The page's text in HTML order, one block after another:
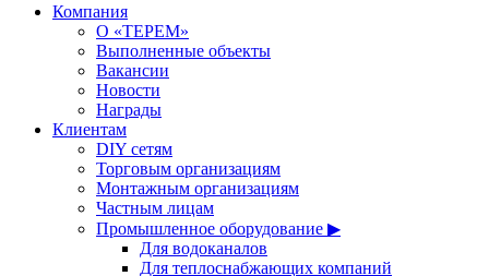
Компания
О «ТЕРЕМ»
Выполненные объекты
Вакансии
Новости
Награды
Клиентам
DIY сетям
Торговым организациям
Монтажным организациям
Частным лицам
Промышленное оборудование ▶
Для водоканалов
Для теплоснабжающих компаний